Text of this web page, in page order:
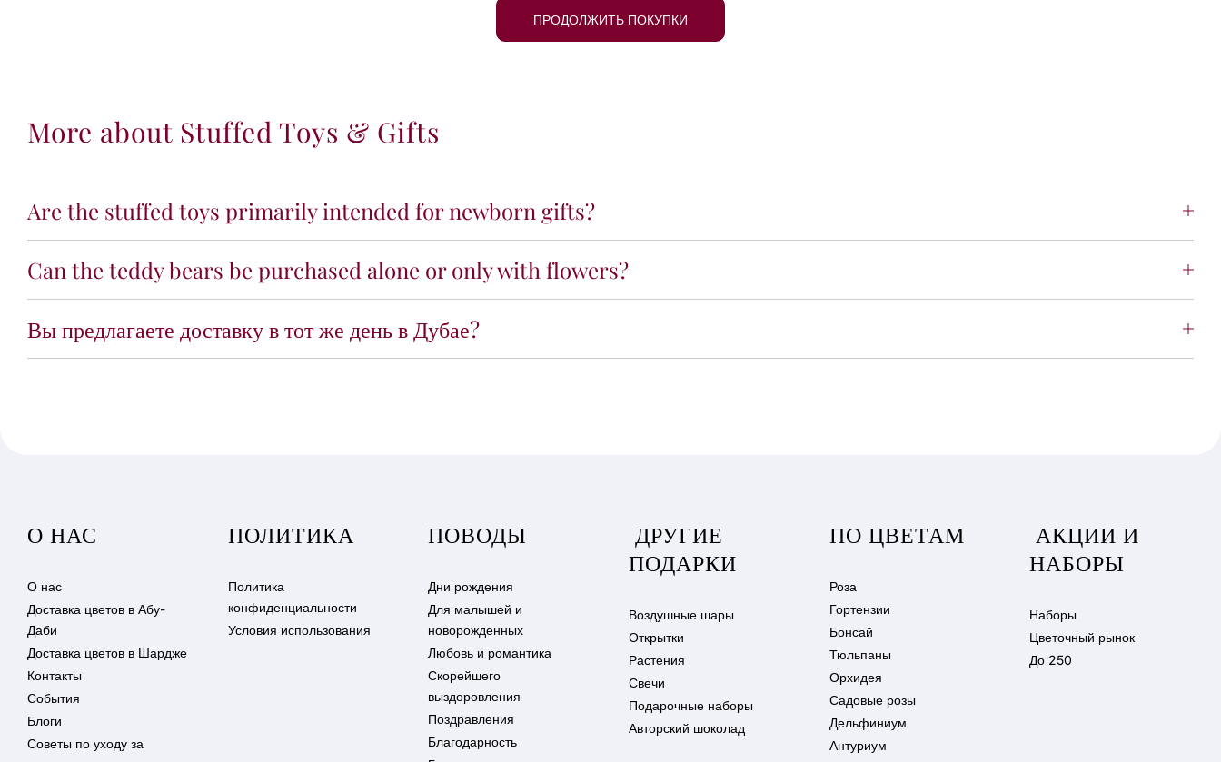
ПРОДОЛЖИТЬ ПОКУПКИ
More about Stuffed Toys & Gifts
Are the stuffed toys primarily intended for newborn gifts?
Can the teddy bears be purchased alone or only with flowers?
Вы предлагаете доставку в тот же день в Дубае?
О НАС
О нас
Доставка цветов в Абу-
Даби
Доставка цветов в Шардже
Контакты
События
Блоги
Советы по уходу за
ПОЛИТИКА
Политика
конфиденциальности
Условия использования
ПОВОДЫ
Дни рождения
Для малышей и
новорожденных
Любовь и романтика
Скорейшего
выздоровления
Поздравления
Благодарность
ДРУГИЕ
ПОДАРКИ
Воздушные шары
Открытки
Растения
Свечи
Подарочные наборы
Авторский шоколад
ПО ЦВЕТАМ
Роза
Гортензии
Бонсай
Тюльпаны
Орхидея
Садовые розы
Дельфиниум
Антуриум
АКЦИИ И
НАБОРЫ
Наборы
Цветочный рынок
До 250